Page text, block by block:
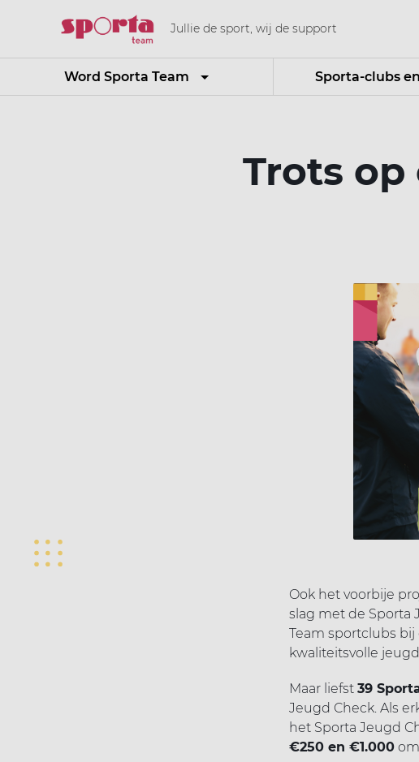
Jullie de sport, wij de support
Word Sporta Team Sporta-clubs
Trots
Ook het voorbije
slag met de Sporta
Team sportclubs
kwaliteitsvolle
Maar liefst 39
Jeugd Check. Als
het Sporta Jeugd
€250 en €1.000